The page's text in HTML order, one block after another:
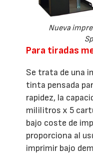
Nueva
Para tiradas
Se trata de una
tinta pensada
rapidez, la
mililitros x 5
bajo coste de
proporciona al
imprimir bajo